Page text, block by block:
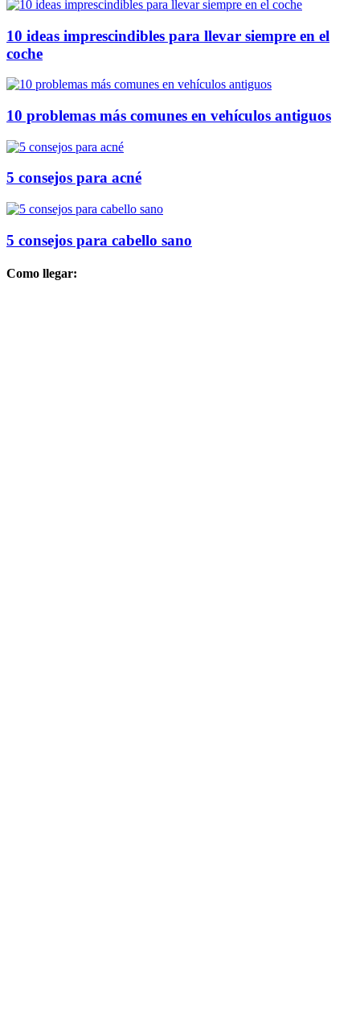
10 ideas imprescindibles para llevar siempre en el
coche
10 problemas más comunes en vehículos antiguos
5 consejos para acné
5 consejos para cabello sano
Como llegar: